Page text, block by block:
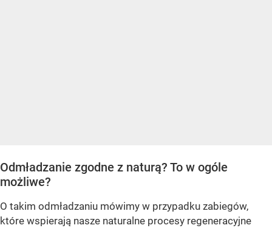
Odmładzanie zgodne z naturą? To w ogóle
możliwe?
O takim odmładzaniu mówimy w przypadku zabiegów,
które wspierają nasze naturalne procesy regeneracyjne